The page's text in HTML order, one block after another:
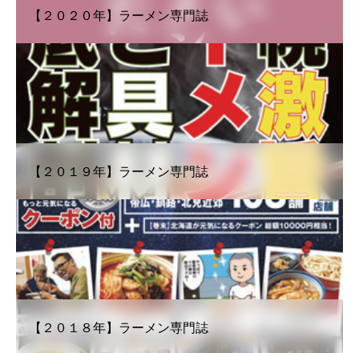
【２０２０年】ラーメン専門誌
【２０１９年】ラーメン専門誌
【２０１８年】ラーメン専門誌